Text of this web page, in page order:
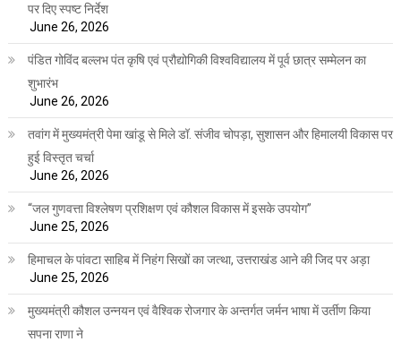
पर दिए स्पष्ट निर्देश
June 26, 2026
पंडित गोविंद बल्लभ पंत कृषि एवं प्रौद्योगिकी विश्वविद्यालय में पूर्व छात्र सम्मेलन का
शुभारंभ
June 26, 2026
तवांग में मुख्यमंत्री पेमा खांडू से मिले डॉ. संजीव चोपड़ा, सुशासन और हिमालयी विकास पर
हुई विस्तृत चर्चा
June 26, 2026
“जल गुणवत्ता विश्लेषण प्रशिक्षण एवं कौशल विकास में इसके उपयोग”
June 25, 2026
हिमाचल के पांवटा साहिब में निहंग सिखों का जत्था, उत्तराखंड आने की जिद पर अड़ा
June 25, 2026
मुख्यमंत्री कौशल उन्नयन एवं वैश्विक रोजगार के अन्तर्गत जर्मन भाषा में उर्तीण किया
सपना राणा ने